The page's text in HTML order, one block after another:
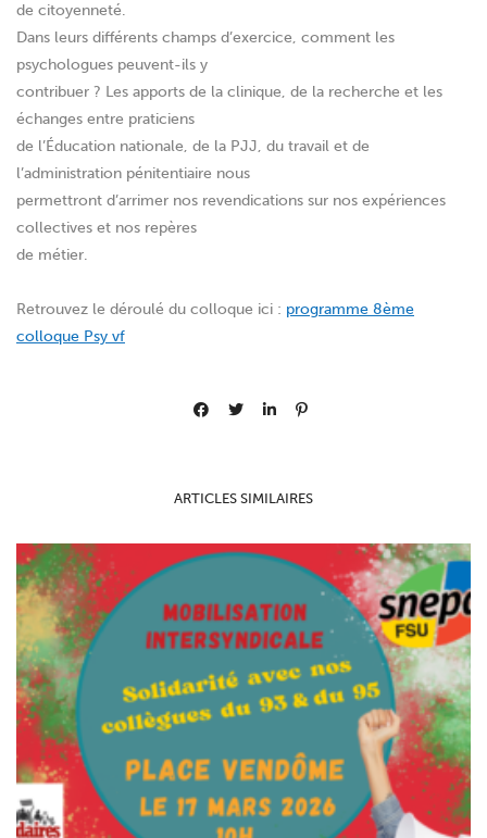
de citoyenneté.
Dans leurs différents champs d’exercice, comment les
psychologues peuvent-ils y
contribuer ? Les apports de la clinique, de la recherche et les
échanges entre praticiens
de l’Éducation nationale, de la PJJ, du travail et de
l’administration pénitentiaire nous
permettront d’arrimer nos revendications sur nos expériences
collectives et nos repères
de métier.
Retrouvez le déroulé du colloque ici : programme 8ème
colloque Psy vf
ARTICLES SIMILAIRES